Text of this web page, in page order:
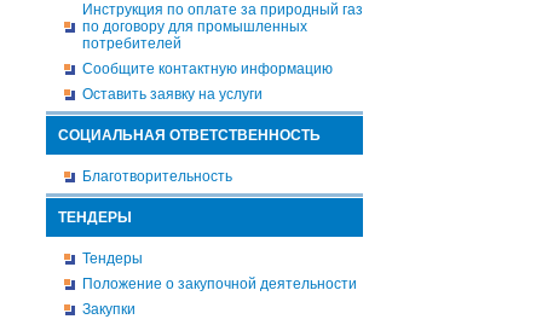
Инструкция по оплате за природный газ
по договору для промышленных
потребителей
Сообщите контактную информацию
Оставить заявку на услуги
СОЦИАЛЬНАЯ ОТВЕТСТВЕННОСТЬ
Благотворительность
ТЕНДЕРЫ
Тендеры
Положение о закупочной деятельности
Закупки